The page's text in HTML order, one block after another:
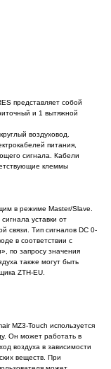
представляет собой
и 1 вытяжной
воздуховод.
питания,
сигнала. Кабели
клеммы
в режиме Master/Slave.
уставки от
связи. Тип сигналов DC 0-
в соответствии с
по запросу значения
также могут быть
ZTH-EU.
MZ3-Touch используется
Он может работать в
воздуха в зависимости
веществ. При